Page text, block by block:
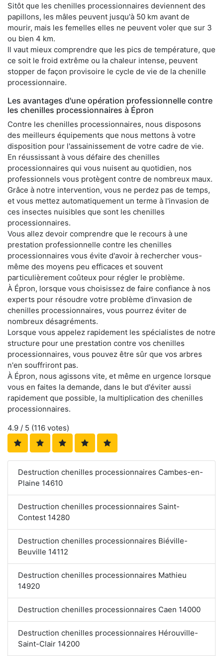
Sitôt que les chenilles processionnaires deviennent des
papillons, les mâles peuvent jusqu'à 50 km avant de
mourir, mais les femelles elles ne peuvent voler que sur 3
ou bien 4 km.
Il vaut mieux comprendre que les pics de température, que
ce soit le froid extrême ou la chaleur intense, peuvent
stopper de façon provisoire le cycle de vie de la chenille
processionnaire.
Les avantages d'une opération professionnelle contre
les chenilles processionnaires à Épron
Contre les chenilles processionnaires, nous disposons
des meilleurs équipements que nous mettons à votre
disposition pour l'assainissement de votre cadre de vie.
En réussissant à vous défaire des chenilles
processionnaires qui vous nuisent au quotidien, nos
professionnels vous protègent contre de nombreux maux.
Grâce à notre intervention, vous ne perdez pas de temps,
et vous mettez automatiquement un terme à l'invasion de
ces insectes nuisibles que sont les chenilles
processionnaires.
Vous allez devoir comprendre que le recours à une
prestation professionnelle contre les chenilles
processionnaires vous évite d'avoir à rechercher vous-
même des moyens peu efficaces et souvent
particulièrement coûteux pour régler le problème.
À Épron, lorsque vous choisissez de faire confiance à nos
experts pour résoudre votre problème d'invasion de
chenilles processionnaires, vous pourrez éviter de
nombreux désagréments.
Lorsque vous appelez rapidement les spécialistes de notre
structure pour une prestation contre vos chenilles
processionnaires, vous pouvez être sûr que vos arbres
n'en souffriront pas.
À Épron, nous agissons vite, et même en urgence lorsque
vous en faites la demande, dans le but d'éviter aussi
rapidement que possible, la multiplication des chenilles
processionnaires.
4.9 / 5 (116 votes)
Destruction chenilles processionnaires Cambes-en-
Plaine 14610
Destruction chenilles processionnaires Saint-
Contest 14280
Destruction chenilles processionnaires Biéville-
Beuville 14112
Destruction chenilles processionnaires Mathieu
14920
Destruction chenilles processionnaires Caen 14000
Destruction chenilles processionnaires Hérouville-
Saint-Clair 14200